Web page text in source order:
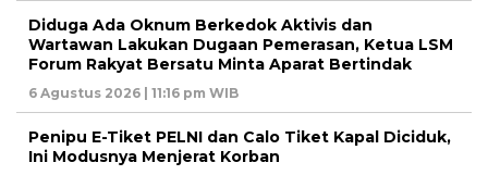
Diduga Ada Oknum Berkedok Aktivis dan
Wartawan Lakukan Dugaan Pemerasan, Ketua LSM
Forum Rakyat Bersatu Minta Aparat Bertindak
6 Agustus 2026 | 11:16 pm WIB
Penipu E-Tiket PELNI dan Calo Tiket Kapal Diciduk,
Ini Modusnya Menjerat Korban